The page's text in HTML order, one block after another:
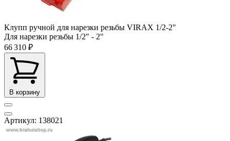
Клупп ручной для нарезки резьбы VIRAX 1/2-2"
Для нарезки резьбы 1/2" - 2"
66 310 ₽
В корзину
Артикул: 138021